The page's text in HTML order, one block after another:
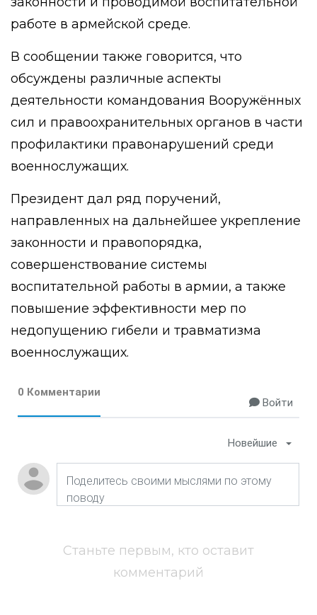
работе в армейской среде.
В сообщении также говорится, что
обсуждены различные аспекты
деятельности командования Вооружённых
сил и правоохранительных органов в части
профилактики правонарушений среди
военнослужащих.
Президент дал ряд поручений,
направленных на дальнейшее укрепление
законности и правопорядка,
совершенствование системы
воспитательной работы в армии, а также
повышение эффективности мер по
недопущению гибели и травматизма
военнослужащих.
0 Комментарии
Войти
Новейшие
Станьте первым, кто оставит
комментарий